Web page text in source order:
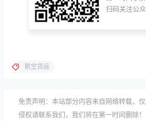
扫码关注公
航空货运
免责声明：本站部分内容来自网络转载，
侵权请联系我们，我们将在第一时间删除！